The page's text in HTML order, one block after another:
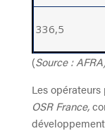
336,5
(Source :
Les opérateurs
OSR France,